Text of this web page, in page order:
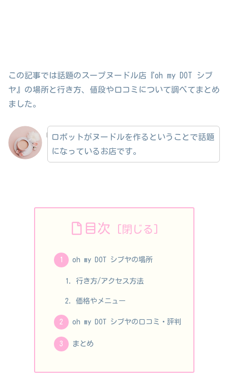
この記事では話題のスープヌードル店『oh my DOT シブ
ヤ』の場所と行き方、値段や口コミについて調べてまとめ
ました。
ロボットがヌードルを作るということで話題
になっているお店です。
目次
oh my DOT シブヤの場所
行き方/アクセス方法
価格やメニュー
oh my DOT シブヤの口コミ・評判
まとめ